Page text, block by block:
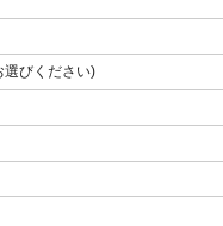
選びください)